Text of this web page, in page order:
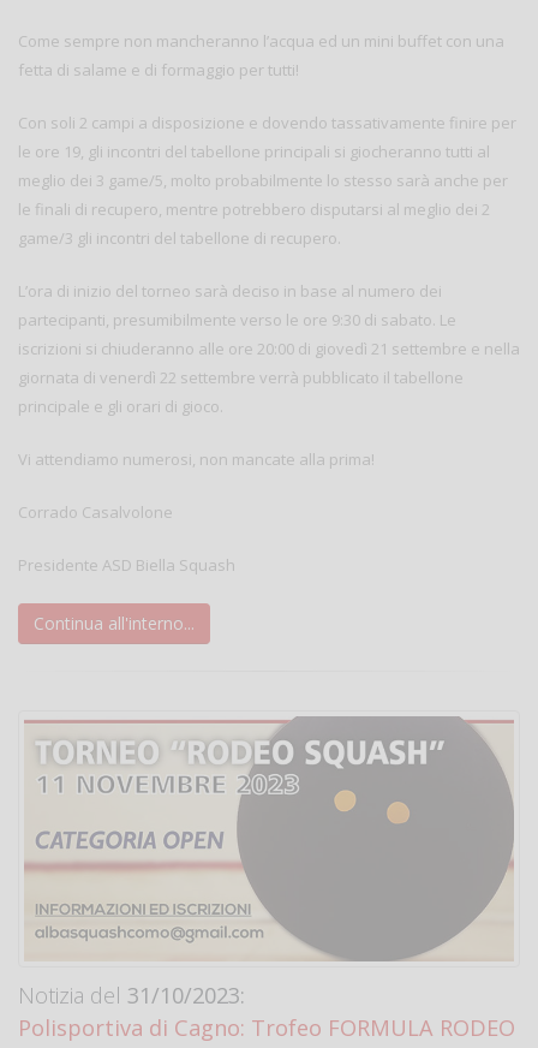
Come sempre non mancheranno l’acqua ed un mini buffet con una
fetta di salame e di formaggio per tutti!
Con soli 2 campi a disposizione e dovendo tassativamente finire per
le ore 19, gli incontri del tabellone principali si giocheranno tutti al
meglio dei 3 game/5, molto probabilmente lo stesso sarà anche per
le finali di recupero, mentre potrebbero disputarsi al meglio dei 2
game/3 gli incontri del tabellone di recupero.
L’ora di inizio del torneo sarà deciso in base al numero dei
partecipanti, presumibilmente verso le ore 9:30 di sabato. Le
iscrizioni si chiuderanno alle ore 20:00 di giovedì 21 settembre e nella
giornata di venerdì 22 settembre verrà pubblicato il tabellone
principale e gli orari di gioco.
Vi attendiamo numerosi, non mancate alla prima!
Corrado Casalvolone
Presidente ASD Biella Squash
Continua all'interno...
Notizia del 31/10/2023:
Polisportiva di Cagno: Trofeo FORMULA RODEO